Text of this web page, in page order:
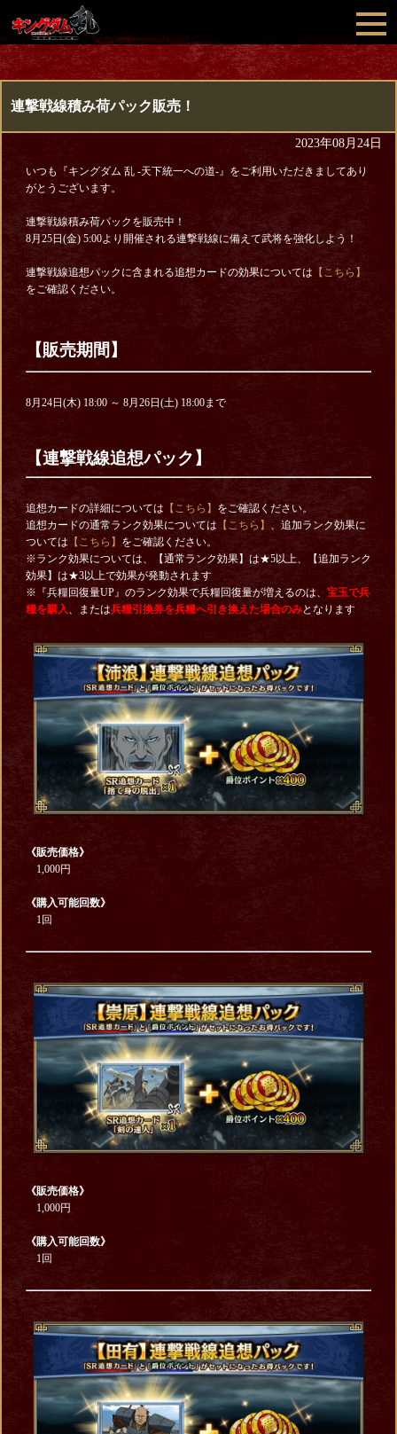
連撃戦線積み荷パック販売！
2023年08月24日
いつも『キングダム 乱 -天下統一への道-』をご利用いただきましてあり
がとうございます。
連撃戦線積み荷パックを販売中！
8月25日(金) 5:00より開催される連撃戦線に備えて武将を強化しよう！
連撃戦線追想パックに含まれる追想カードの効果については 【こちら】
をご確認ください。
【販売期間】
8月24日(木) 18:00 ～ 8月26日(土) 18:00まで
【連撃戦線追想パック】
追想カードの詳細については 【こちら】 をご確認ください。
追想カードの通常ランク効果については 【こちら】 、追加ランク効果に
ついては 【こちら】 をご確認ください。
※ランク効果については、【通常ランク効果】は★5以上、【追加ランク
効果】は★3以上で効果が発動されます
※『兵糧回復量UP』のランク効果で兵糧回復量が増えるのは、 宝玉で兵
糧を購入、または兵糧引換券を兵糧へ引き換えた場合のみとなります
《販売価格》
1,000円
《購入可能回数》
1回
《販売価格》
1,000円
《購入可能回数》
1回